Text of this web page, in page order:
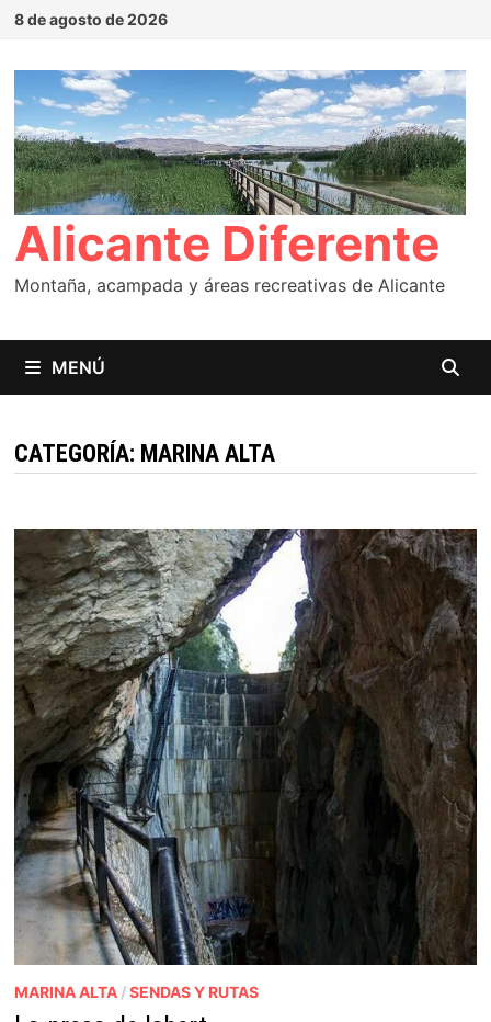
Saltar
contenido
8 de agosto de 2026
Alicante Diferente
Montaña, acampada y áreas recreativas de Alicante
MENÚ
CATEGORÍA: MARINA ALTA
MARINA ALTA/SENDAS Y RUTAS